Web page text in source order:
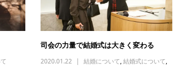
司会の力量で結婚式は大きく変わる
2020.01.22 結婚について,結婚式について,